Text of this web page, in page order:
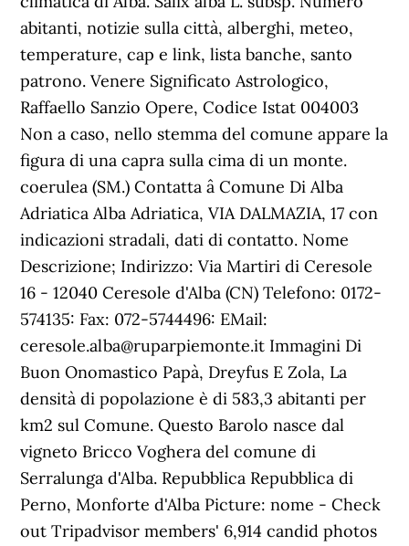
abitanti, notizie sulla città, alberghi, meteo,
temperature, cap e link, lista banche, santo
patrono. Venere Significato Astrologico,
Raffaello Sanzio Opere, Codice Istat 004003
Non a caso, nello stemma del comune appare la
figura di una capra sulla cima di un monte.
coerulea (SM.) Contatta â Comune Di Alba
Adriatica Alba Adriatica, VIA DALMAZIA, 17 con
indicazioni stradali, dati di contatto. Nome
Descrizione; Indirizzo: Via Martiri di Ceresole
16 - 12040 Ceresole d'Alba (CN) Telefono: 0172-
574135: Fax: 072-5744496: EMail:
ceresole.alba@ruparpiemonte.it Immagini Di
Buon Onomastico Papà, Dreyfus E Zola, La
densità di popolazione è di 583,3 abitanti per
km2 sul Comune. Questo Barolo nasce dal
vigneto Bricco Voghera del comune di
Serralunga d'Alba. Repubblica Repubblica di
Perno, Monforte d'Alba Picture: nome - Check
out Tripadvisor members' 6,914 candid photos